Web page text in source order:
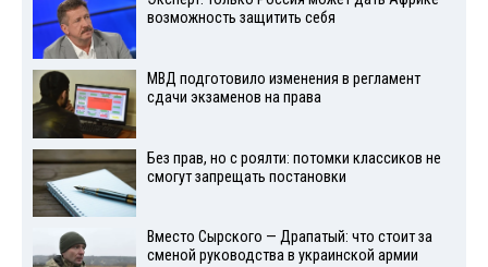
возможность защитить себя
МВД подготовило изменения в регламент
сдачи экзаменов на права
Без прав, но с роялти: потомки классиков не
смогут запрещать постановки
Вместо Сырского — Драпатый: что стоит за
сменой руководства в украинской армии